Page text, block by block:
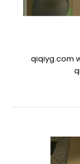
qiqiyg.com